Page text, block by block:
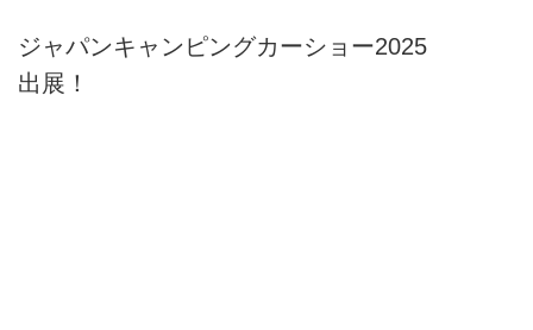
HOME
ジャパンキャンピングカーショー2025
出展！